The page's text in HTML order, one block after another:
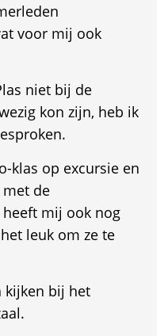
voor mij ook
niet bij de
kon zijn, heb ik
klas op excursie en
de
mij ook nog
leuk om ze te
kijken bij het